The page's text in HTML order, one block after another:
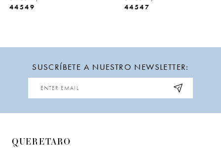
44549
44547
SUSCRÍBETE A NUESTRO NEWSLETTER:
QUERETARO